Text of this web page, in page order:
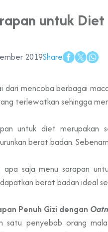
untuk
2019Share
dari mencoba berbagai
terlewatkan sehingga
untuk diet merupakan
berat badan.
apa saja menu sarapan
berat badan ideal
Penuh Gizi dengan
satu penyebab orang